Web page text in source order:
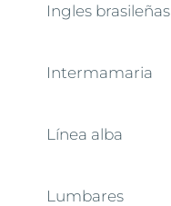
Ingles brasileñas
Intermamaria
Línea alba
Lumbares